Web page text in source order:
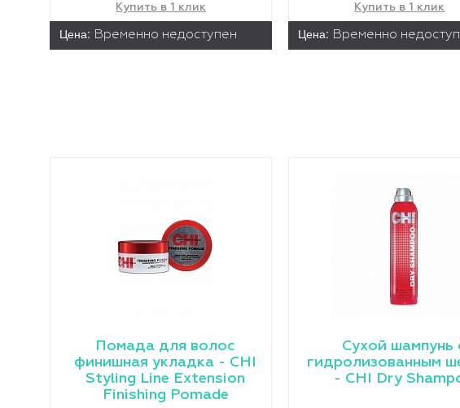
Купить в 1 клик
Цена: Временно недоступен
Купить в 1 клик
Цена: Временно
Помада для волос
финишная укладка - CHI
Styling Line Extension
Finishing Pomade
Сухой шампунь
гидролизованным
- CHI Dry